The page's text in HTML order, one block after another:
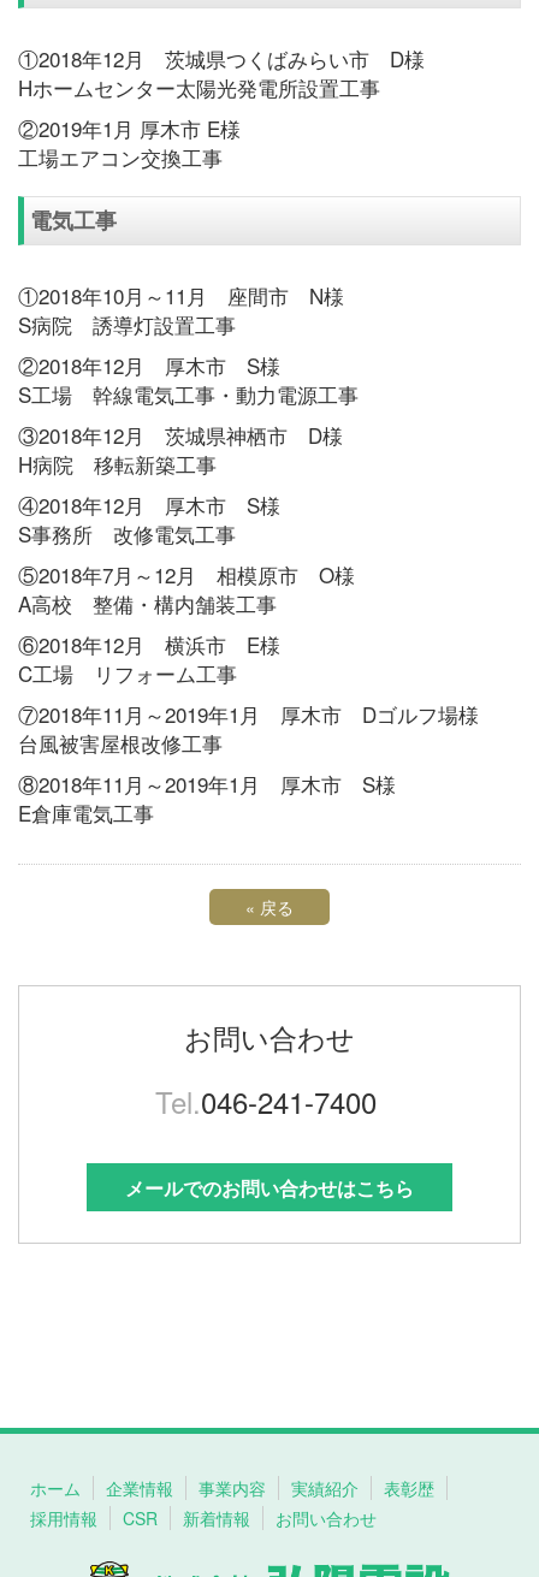
①2018年12月 茨城県つくばみらい市 D様
Hホームセンター太陽光発電所設置工事
②2019年1月 厚木市 E様
工場エアコン交換工事
電気工事
①2018年10月～11月 座間市 N様
S病院 誘導灯設置工事
②2018年12月 厚木市 S様
S工場 幹線電気工事・動力電源工事
③2018年12月 茨城県神栖市 D様
H病院 移転新築工事
④2018年12月 厚木市 S様
S事務所 改修電気工事
⑤2018年7月～12月 相模原市 O様
A高校 整備・構内舗装工事
⑥2018年12月 横浜市 E様
C工場 リフォーム工事
⑦2018年11月～2019年1月 厚木市 Dゴルフ場様
台風被害屋根改修工事
⑧2018年11月～2019年1月 厚木市 S様
E倉庫電気工事
« 戻る
お問い合わせ
Tel.046-241-7400
メールでのお問い合わせはこちら
ホーム 企業情報 事業内容 実績紹介
表彰歴
採用情報
CSR 新着情報 お問い合わせ